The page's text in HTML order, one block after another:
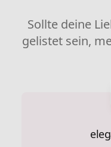
Sollte deine
gelistet sein,